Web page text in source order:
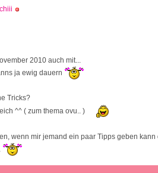
2010 auch mit...
ja ewig dauern
Tricks?
^^ ( zum thema ovu.. )
wenn mir jemand ein paar Tipps geben